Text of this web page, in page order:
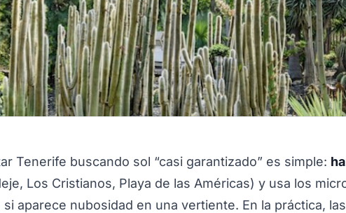
Tenerife buscando sol “casi garantizado” es simple:
Los Cristianos, Playa de las Américas) y usa los
aparece nubosidad en una vertiente. En la práctica, las